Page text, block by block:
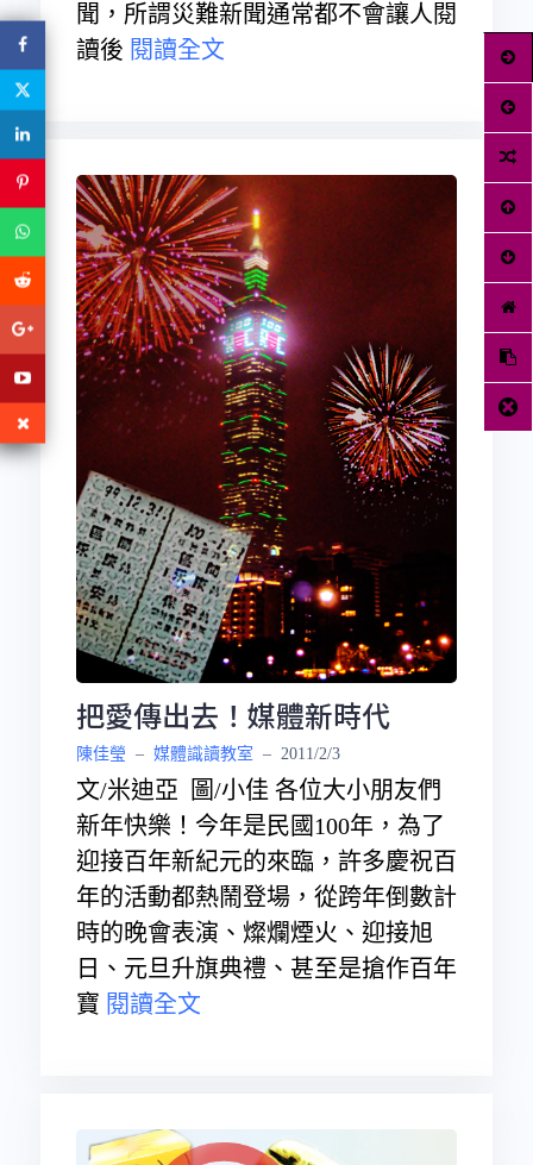
聞，所謂災難新聞通常都不會讓人閱
讀後 閱讀全文
把愛傳出去！媒體新時代
陳佳瑩 – 媒體識讀教室 – 2011/2/3
文/米迪亞 圖/小佳 各位大小朋友們
新年快樂！今年是民國100年，為了
迎接百年新紀元的來臨，許多慶祝百
年的活動都熱鬧登場，從跨年倒數計
時的晚會表演、燦爛煙火、迎接旭
日、元旦升旗典禮、甚至是搶作百年
寶 閱讀全文